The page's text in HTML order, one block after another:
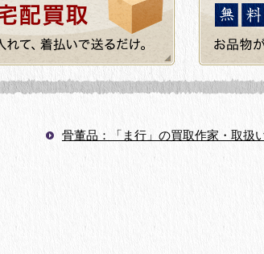
骨董品：「ま行」の買取作家・取扱